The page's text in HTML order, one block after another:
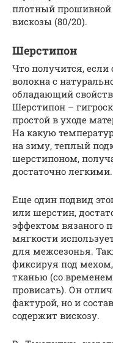
плотный прошивной
вискозы (80/20).
Шерстипон
Что получится,
волокна с
обладающий
Шерстипон –
простой в уходе
На какую
на зиму, теплый
шерстипоном,
достаточно легкими.
Еще один подвид
или шерстин,
эффектом вязаного
мягкости
для межсезонья.
фиксируя под
тканью (со
провисать). Он
фактурой, но и
содержит вискозу.